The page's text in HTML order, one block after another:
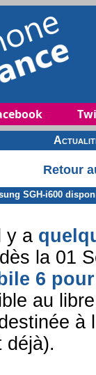
Retour
SGH-i600
y a
la 01
6
au
à
déjà).